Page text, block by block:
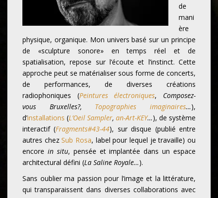
de
mani
ère
physique, organique. Mon univers basé sur un principe
de «sculpture sonore» en temps réel et de
spatialisation, repose sur l’écoute et l’instinct. Cette
approche peut se matérialiser sous forme de concerts,
de performances, de diverses créations
radiophoniques (Peintures électroniques, Composez-
vous Bruxelles?, Topographies imaginaires…),
d’installations (L’Oeil Sampler, an-Art-KEY…), de système
interactif (Fragments#43-44), sur disque (publié entre
autres chezSub Rosa, label pour lequel je travaille) ou
encore in situ, pensée et implantée dans un espace
architectural défini (La Saline Royale…).
Sans oublier ma passion pour l’image et la littérature,
qui transparaissent dans diverses collaborations avec